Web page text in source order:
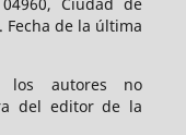
Fecha de la última
los autores no
del editor de la